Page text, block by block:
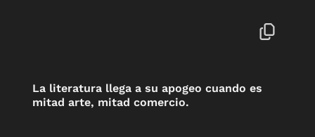
La literatura llega a su apogeo cuando es
mitad arte, mitad comercio.